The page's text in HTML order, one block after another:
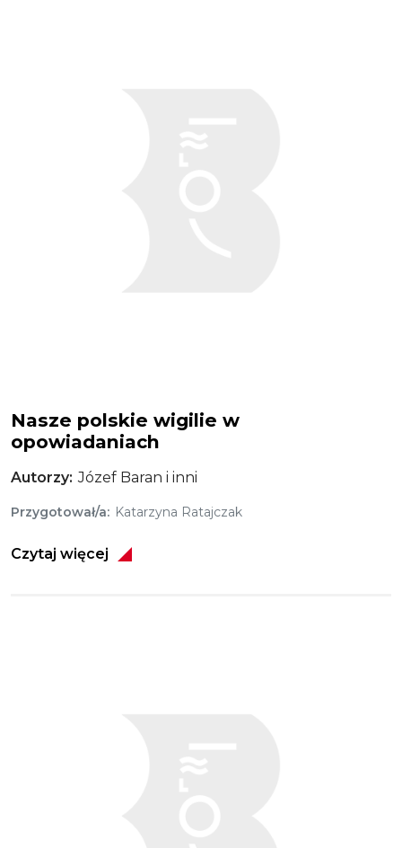
Nasze polskie wigilie w
opowiadaniach
Autorzy Józef Baran i inni
Przygotował/a Katarzyna Ratajczak
Czytaj więcej